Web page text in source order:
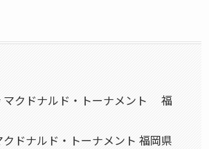
マクドナルド・トーナメント 福
ドナルド・トーナメント 福岡県